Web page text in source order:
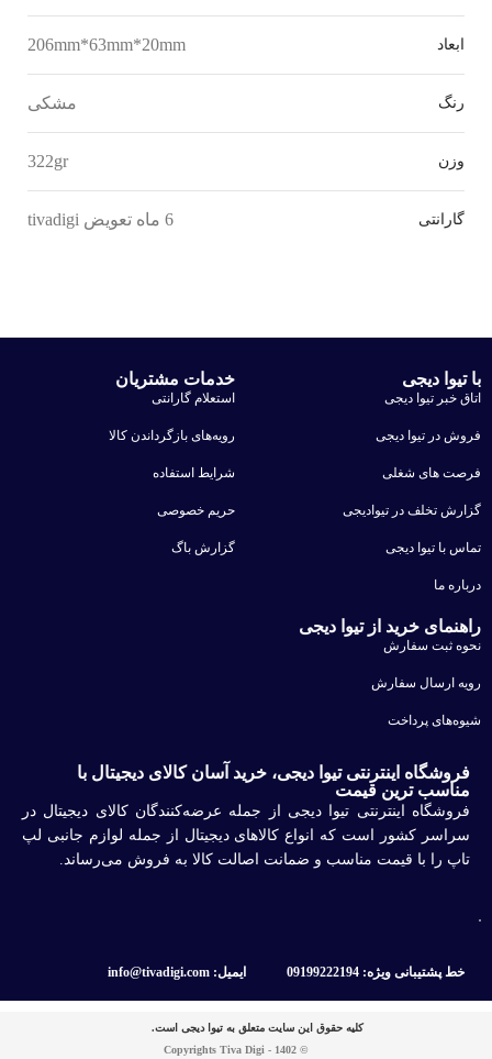
ابعاد 206mm*63mm*20mm
رنگ مشکی
وزن 322gr
گارانتی 6 ماه تعویض tivadigi
با تیوا دیجی
اتاق خبر تیوا دیجی
فروش در تیوا دیجی
فرصت های شغلی
گزارش تخلف در تیوادیجی
تماس با تیوا دیجی
درباره ما
خدمات مشتریان
استعلام گارانتی
رویه‌های بازگرداندن کالا
شرایط استفاده
حریم خصوصی
گزارش باگ
راهنمای خرید از تیوا دیجی
نحوه ثبت سفارش
رویه ارسال سفارش
شیوه‌های پرداخت
فروشگاه اینترنتی تیوا دیجی، خرید آسان کالای دیجیتال با
مناسب ترین قیمت
فروشگاه اینترنتی تیوا دیجی از جمله عرضه‌کنندگان کالای دیجیتال در
سراسر کشور است که انواع کالاهای دیجیتال از جمله لوازم جانبی لپ
تاپ را با قیمت مناسب و ضمانت اصالت کالا به فروش می‌رساند.
خط پشتیبانی ویژه: 09199222194 ایمیل: info@tivadigi.com
کلیه حقوق این سایت متعلق به تیوا دیجی است.
© Copyrights Tiva Digi - 1402